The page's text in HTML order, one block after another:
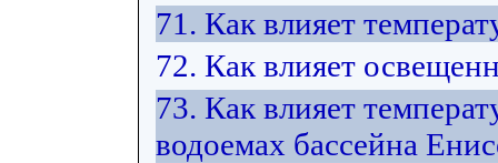
71. Как влияет
72. Как влияет
73. Как влияет
водоемах бассейна